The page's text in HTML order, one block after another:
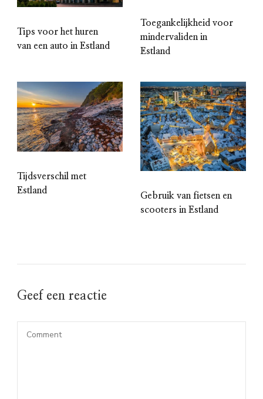
Tips voor het huren
van een auto in Estland
Toegankelijkheid voor
mindervaliden in
Estland
Tijdsverschil met
Estland
Gebruik van fietsen en
scooters in Estland
Geef een reactie